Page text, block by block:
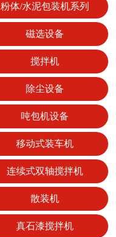
粉体/水泥包装机系列
磁选设备
搅拌机
除尘设备
吨包机设备
移动式装车机
连续式双轴搅拌机
散装机
真石漆搅拌机